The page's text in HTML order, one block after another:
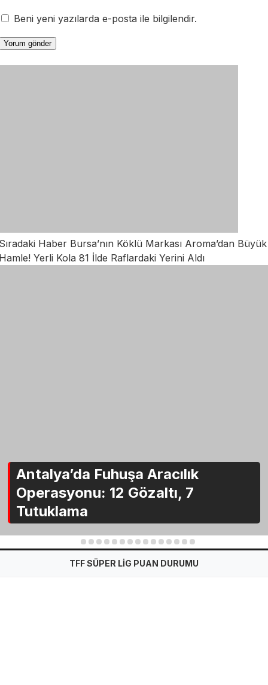
Beni yeni yazılarda e-posta ile bilgilendir.
Haber Bursa’nın Köklü Markası Aroma’dan Büyük
Yerli Kola 81 İlde Raflardaki Yerini Aldı
Antalya’da Fuhuşa Aracılık
Operasyonu: 12 Gözaltı, 7
Tutuklama
2 3 4 5 6 7 8 9 10 11 12 13 14 15
TFF SÜPER LİG PUAN DURUMU